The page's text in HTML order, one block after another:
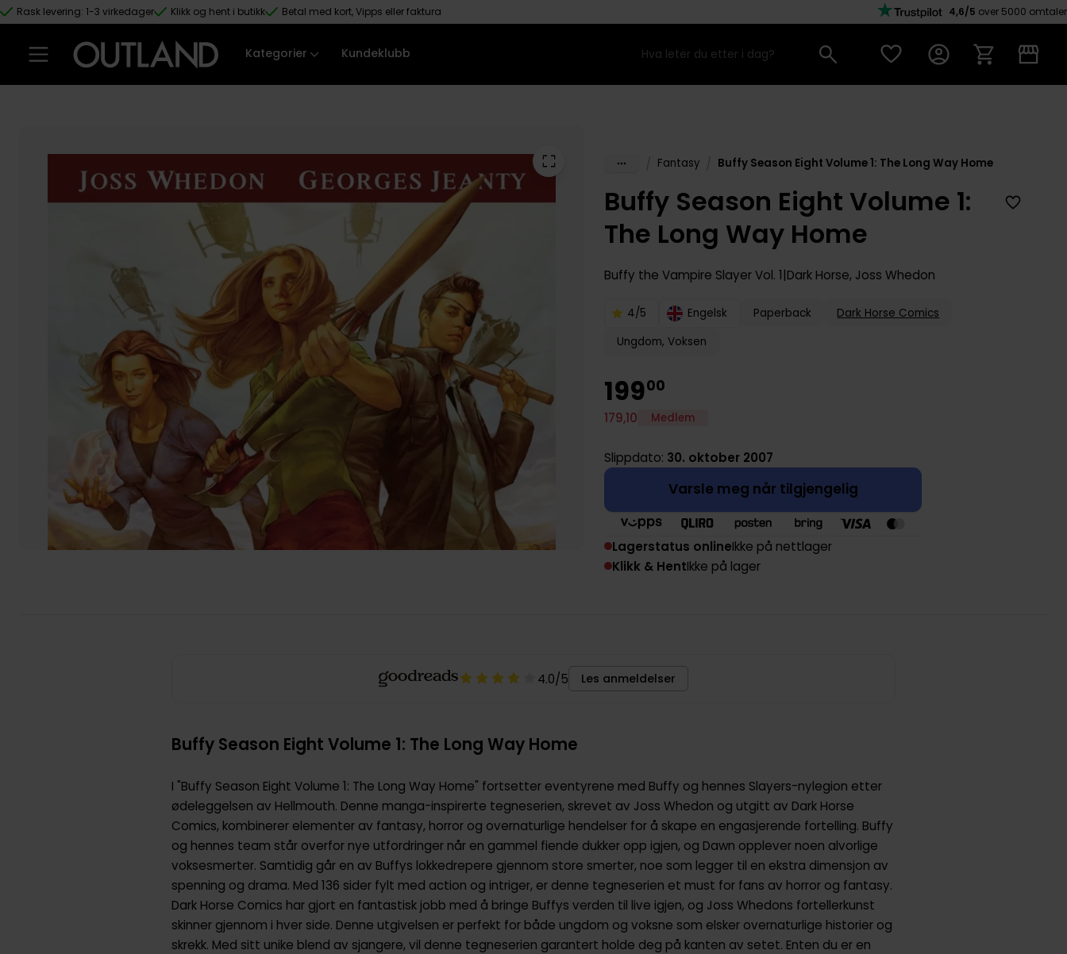
Hopp til hovedinnhold
Rask levering: 1-3 virkedager Klikk og hent i butikk Betal med kort, Vipps eller faktura 4,6/5 over 5000 omtaler
Kategorier Kundeklubb
Fantasy Buffy Season Eight Volume 1: The Long Way Home
Buffy Season Eight Volume 1:
The Long Way Home
Buffy the Vampire SlayerVol. 1 Dark Horse, Joss Whedon
4/5 Engelsk Paperback
Dark Horse Comics
Ungdom, Voksen
19900
179,10 Medlem
Slippdato: 30. oktober 2007
Varsle meg når tilgjengelig
Lagerstatus onlineIkke på nettlager
Klikk & HentIkke på lager
4.0/5 Les anmeldelser
Buffy Season Eight Volume 1: The Long Way Home
I "Buffy Season Eight Volume 1: The Long Way Home" fortsetter eventyrene med Buffy og hennes Slayers-nylegion etter
ødeleggelsen av Hellmouth. Denne manga-inspirerte tegneserien, skrevet av Joss Whedon og utgitt av Dark Horse
Comics, kombinerer elementer av fantasy, horror og overnaturlige hendelser for å skape en engasjerende fortelling. Buffy
og hennes team står overfor nye utfordringer når en gammel fiende dukker opp igjen, og Dawn opplever noen alvorlige
voksesmerter. Samtidig går en av Buffys lokkedrepere gjennom store smerter, noe som legger til en ekstra dimensjon av
spenning og drama. Med 136 sider fylt med action og intriger, er denne tegneserien et must for fans av horror og fantasy.
Dark Horse Comics har gjort en fantastisk jobb med å bringe Buffys verden til live igjen, og Joss Whedons fortellerkunst
skinner gjennom i hver side. Denne utgivelsen er perfekt for både ungdom og voksne som elsker overnaturlige historier og
skrekk. Med sitt unike blend av sjangere, vil denne tegneserien garantert holde deg på kanten av setet. Enten du er en